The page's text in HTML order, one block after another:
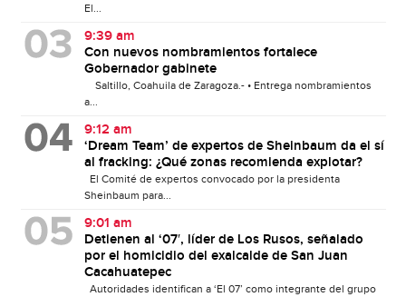
El...
9:39 am
Con nuevos nombramientos fortalece
Gobernador gabinete
Saltillo, Coahuila de Zaragoza.- • Entrega nombramientos
a...
9:12 am
‘Dream Team’ de expertos de Sheinbaum da el sí
al fracking: ¿Qué zonas recomienda explotar?
El Comité de expertos convocado por la presidenta
Sheinbaum para...
9:01 am
Detienen al ‘07′, líder de Los Rusos, señalado
por el homicidio del exalcalde de San Juan
Cacahuatepec
Autoridades identifican a ‘El 07’ como integrante del grupo